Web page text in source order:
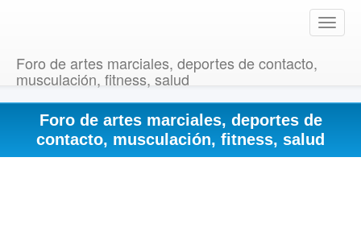
T
o
e
v
Foro de artes marciales, deportes de contacto,
musculación, fitness, salud
Foro de artes marciales, deportes de
contacto, musculación, fitness, salud